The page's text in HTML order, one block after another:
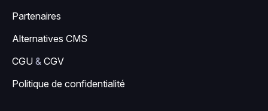
Partenaires
Alternatives CMS
CGU & CGV
Politique de confidentialité